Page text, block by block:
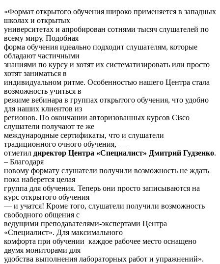
«Формат открытого обучения широко применяется в западных
школах и открытых
университетах и апробирован сотнями тысяч слушателей по
всему миру. Подобная
форма обучения идеально подходит слушателям, которые
обладают частичными
знаниями по курсу и хотят их систематизировать или просто
хотят заниматься в
индивидуальном ритме. Особенностью нашего Центра стала
возможность учиться в
режиме вебинара в группах открытого обучения, что удобно
для наших клиентов из
регионов. По окончании авторизованных курсов Cisco
слушатели получают те же
международные сертификаты, что и слушатели
традиционного очного обучения, —
отметил директор Центра «Специалист» Дмитрий Гудзенко.
– Благодаря
новому формату слушатели получили возможность не ждать
пока наберется целая
группа для обучения. Теперь они просто записываются на
курс открытого обучения
— и учатся! Кроме того, слушатели получили возможность
свободного общения с
ведущими преподавателями-экспертами Центра
«Специалист». Для максимального
комфорта при обучении каждое рабочее место оснащено
двумя мониторами для
удобства выполнения лабораторных работ и упражнений».